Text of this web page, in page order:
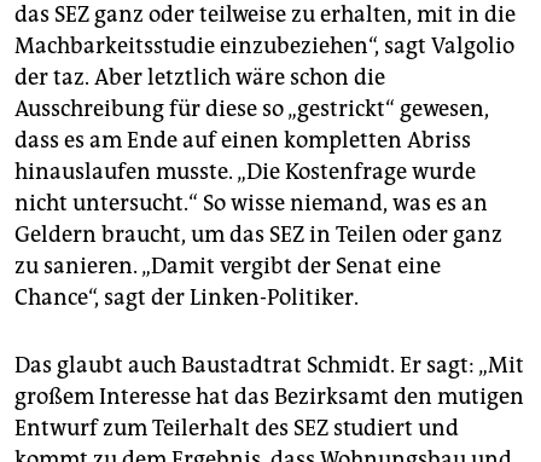
das SEZ ganz oder teilweise zu erhalten, mit in die
Machbarkeitsstudie einzubeziehen“, sagt Valgolio
der taz. Aber letztlich wäre schon die
Ausschreibung für diese so „gestrickt“ gewesen,
dass es am Ende auf einen kompletten Abriss
hinauslaufen musste. „Die Kostenfrage wurde
nicht untersucht.“ So wisse niemand, was es an
Geldern braucht, um das SEZ in Teilen oder ganz
zu sanieren. „Damit vergibt der Senat eine
Chance“, sagt der Linken-Politiker.
Das glaubt auch Baustadtrat Schmidt. Er sagt: „Mit
großem Interesse hat das Bezirksamt den mutigen
Entwurf zum Teilerhalt des SEZ studiert und